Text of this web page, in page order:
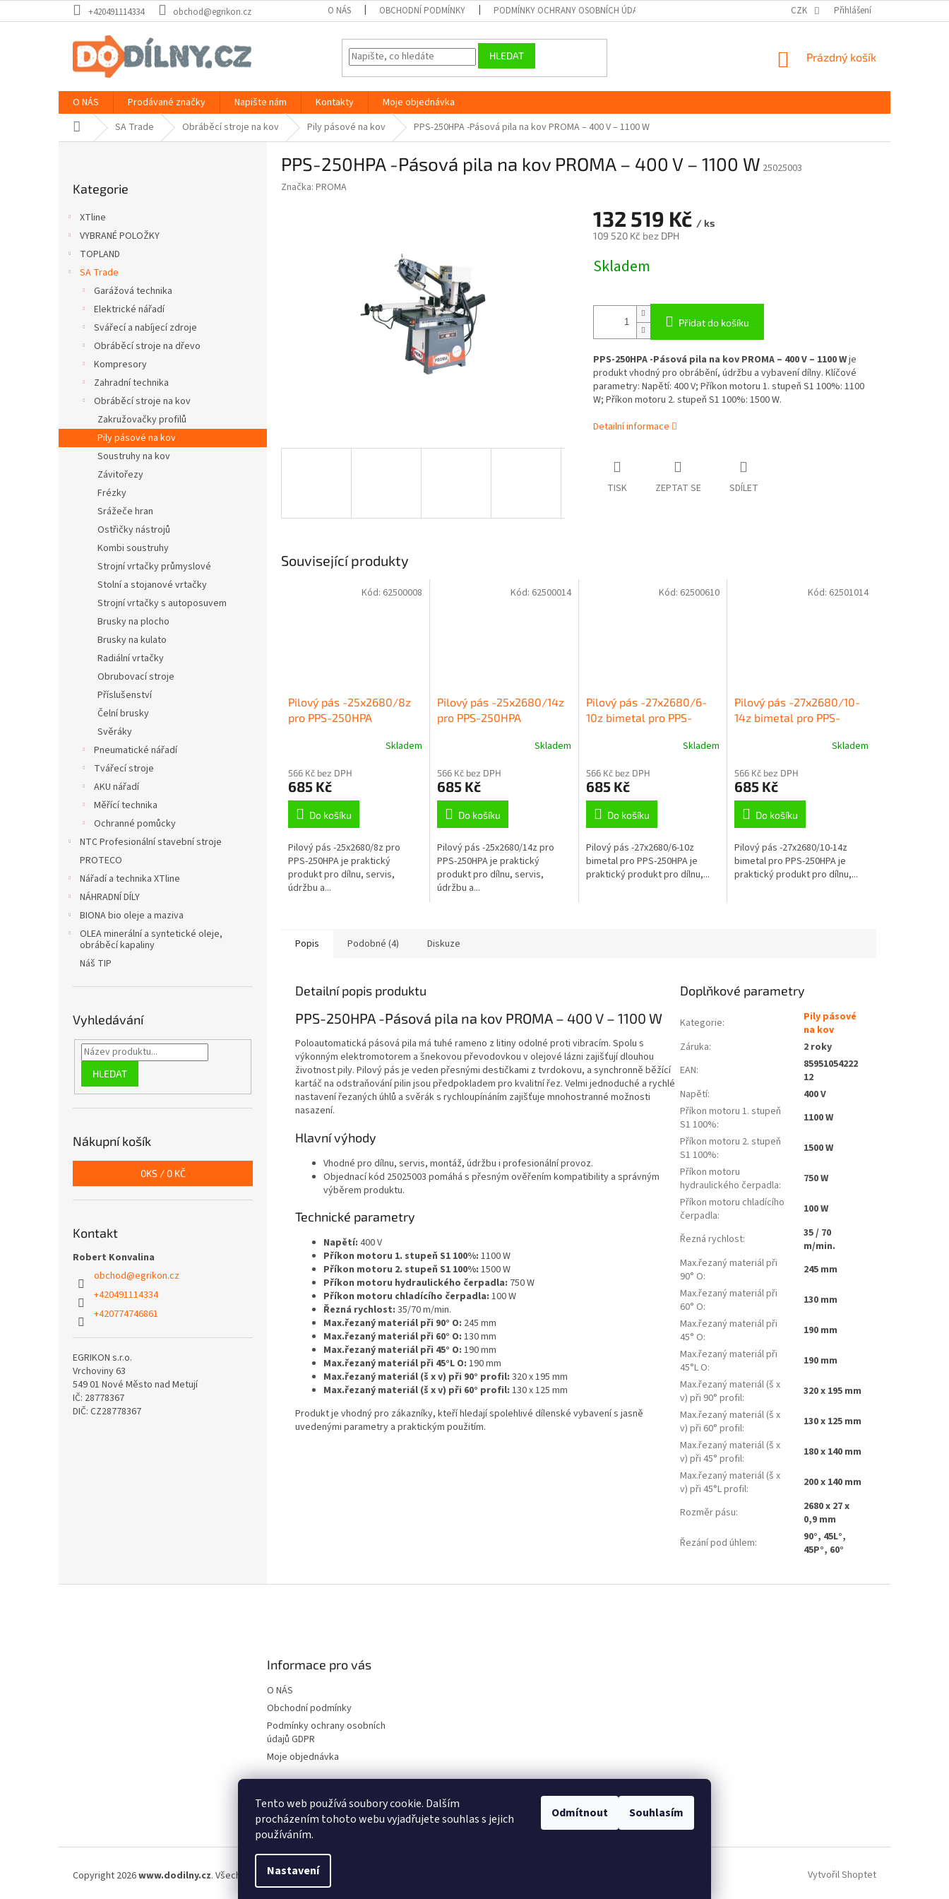
Tento web používá soubory cookie. Dalším
procházením tohoto webu vyjadřujete souhlas s jejich
používáním.
Nastavení
Odmítnout Souhlasím
na
+420491114334 obchod@egrikon.cz O NÁS OBCHODNÍ PODMÍNKY PODMÍNKY OCHRANY OSOBNÍCH ÚDAJŮ GDPR CZK Přihlášení
HLEDAT
NÁKUPNÍ
Prázdný košík
O NÁS Prodávané značky Napište nám Kontakty
Moje objednávka
Domů SA Trade Obráběcí stroje na kov Pily pásové na kov PPS-250HPA -Pásová pila na kov PROMA – 400 V – 1100 W
kategorie
Kategorie
XTline
VYBRANÉ POLOŽKY
TOPLAND
SA Trade
Garážová technika
Elektrické nářadí
Svářecí a nabíjecí zdroje
Obráběcí stroje na dřevo
Kompresory
Zahradní technika
Obráběcí stroje na kov
Zakružovačky profilů
Pily pásové na kov
Soustruhy na kov
Závitořezy
Frézky
Srážeče hran
Ostřičky nástrojů
Kombi soustruhy
Strojní vrtačky průmyslové
Stolní a stojanové vrtačky
Strojní vrtačky s autoposuvem
Brusky na plocho
Brusky na kulato
Radiální vrtačky
Obrubovací stroje
Příslušenství
Čelní brusky
Svěráky
Pneumatické nářadí
Tvářecí stroje
AKU nářadí
Měřící technika
Ochranné pomůcky
NTC Profesionální stavební stroje
PROTECO
Nářadí a technika XTline
NÁHRADNÍ DÍLY
BIONA bio oleje a maziva
OLEA minerální a syntetické oleje,
obráběcí kapaliny
Náš TIP
Vyhledávání
HLEDAT
Nákupní košík
0KS / 0 KČ
Kontakt
Robert Konvalina
obchod@egrikon.cz
+420491114334
+420774746861
EGRIKON s.r.o.
Vrchoviny 63
549 01 Nové Město nad Metují
IČ: 28778367
DIČ: CZ28778367
PPS-250HPA -Pásová pila na kov PROMA – 400 V – 1100 W 25025003
Značka: PROMA
132 519 Kč / ks
109 520 Kč bez DPH
cena:
Skladem
Přidat do košíku
PPS-250HPA -Pásová pila na kov PROMA – 400 V – 1100 Wje
produkt vhodný pro obrábění, údržbu a vybavení dílny. Klíčové
parametry: Napětí: 400 V; Příkon motoru 1. stupeň S1 100%: 1100
W; Příkon motoru 2. stupeň S1 100%: 1500 W.
Detailní informace
TISK ZEPTAT SE SDÍLET
Související produkty
Pilový pás -25x2680/8z
pro PPS-250HPA
Skladem
566 Kč bez DPH
685 Kč
Do košíku
Pilový pás -25x2680/8z pro
PPS-250HPA je praktický
produkt pro dílnu, servis,
údržbu a...
Kód: 62500008
Pilový pás -25x2680/14z
pro PPS-250HPA
Skladem
566 Kč bez DPH
685 Kč
Do košíku
Pilový pás -25x2680/14z pro
PPS-250HPA je praktický
produkt pro dílnu, servis,
údržbu a...
Kód: 62500014
Pilový pás -27x2680/6-
10z bimetal pro PPS-
Skladem
566 Kč bez DPH
685 Kč
Do košíku
Pilový pás -27x2680/6-10z
bimetal pro PPS-250HPA je
praktický produkt pro dílnu,...
Kód: 62500610
Pilový pás -27x2680/10-
14z bimetal pro PPS-
Skladem
566 Kč bez DPH
685 Kč
Do košíku
Pilový pás -27x2680/10-14z
bimetal pro PPS-250HPA je
praktický produkt pro dílnu,...
Kód: 62501014
Popis Podobné (4) Diskuze
Detailní popis produktu
PPS-250HPA -Pásová pila na kov PROMA – 400 V – 1100 W
Poloautomatická pásová pila má tuhé rameno z litiny odolné proti vibracím. Spolu s
výkonným elektromotorem a šnekovou převodovkou v olejové lázni zajišťují dlouhou
životnost pily. Pilový pás je veden přesnými destičkami z tvrdokovu, a synchronně běžící
kartáč na odstraňování pilin jsou předpokladem pro kvalitní řez. Velmi jednoduché a rychlé
nastavení řezaných úhlů a svěrák s rychloupínáním zajišťuje mnohostranné možnosti
nasazení.
Hlavní výhody
Vhodné pro dílnu, servis, montáž, údržbu i profesionální provoz.
Objednací kód 25025003 pomáhá s přesným ověřením kompatibility a správným
výběrem produktu.
Technické parametry
Napětí: 400 V
Příkon motoru 1. stupeň S1 100%: 1100 W
Příkon motoru 2. stupeň S1 100%: 1500 W
Příkon motoru hydraulického čerpadla: 750 W
Příkon motoru chladícího čerpadla: 100 W
Řezná rychlost: 35/70 m/min.
Max.řezaný materiál při 90° O: 245 mm
Max.řezaný materiál při 60° O: 130 mm
Max.řezaný materiál při 45° O: 190 mm
Max.řezaný materiál při 45°L O: 190 mm
Max.řezaný materiál (š x v) při 90° profil: 320 x 195 mm
Max.řezaný materiál (š x v) při 60° profil: 130 x 125 mm
Produkt je vhodný pro zákazníky, kteří hledají spolehlivé dílenské vybavení s jasně
uvedenými parametry a praktickým použitím.
Doplňkové parametry
Kategorie:
Pily pásové
na kov
Záruka:
2 roky
EAN:
85951054222
12
Napětí:
400 V
Příkon motoru 1. stupeň
S1 100%:
1100 W
Příkon motoru 2. stupeň
S1 100%:
1500 W
Příkon motoru
hydraulického čerpadla:
750 W
Příkon motoru chladícího
čerpadla: 100 W
Řezná rychlost:
35 / 70
m/min.
Max.řezaný materiál při
90° O:
245 mm
Max.řezaný materiál při
60° O:
130 mm
Max.řezaný materiál při
45° O:
190 mm
Max.řezaný materiál při
45°L O:
190 mm
Max.řezaný materiál (š x
v) při 90° profil:
320 x 195 mm
Max.řezaný materiál (š x
v) při 60° profil:
130 x 125 mm
Max.řezaný materiál (š x
v) při 45° profil:
180 x 140 mm
Max.řezaný materiál (š x
v) při 45°L profil: 200 x 140 mm
Rozměr pásu:
2680 x 27 x
0,9 mm
Řezání pod úhlem:
90°, 45L°,
45P°, 60°
Informace pro vás
O NÁS
Obchodní podmínky
Podmínky ochrany osobních
údajů GDPR
Moje objednávka
nahradni-uhliky.cz
Vytvořil Shoptet
Copyright 2026www.dodilny.cz. Všechna práva vyhrazena.